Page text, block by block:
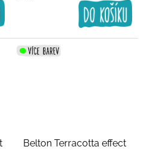
Belton Terracotta effect